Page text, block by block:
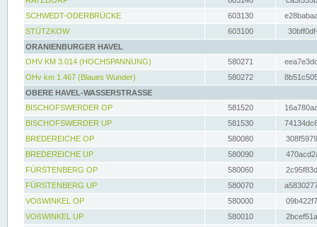
SCHWEDT-ODERBRÜCKE
603130
STÜTZKOW
603100
ORANIENBURGER HAVEL
OHV KM 3.014 (HOCHSPANNUNG)
580271
OHv km 1.467 (Blaues Wunder)
580272
OBERE HAVEL-WASSERSTRASSE
BISCHOFSWERDER OP
581520
BISCHOFSWERDER UP
581530
BREDEREICHE OP
580080
BREDEREICHE UP
580090
FÜRSTENBERG OP
580060
FÜRSTENBERG UP
580070
VOßWINKEL OP
580000
VOßWINKEL UP
580010